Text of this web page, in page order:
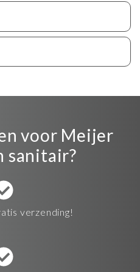
voor Meijer
sanitair?
verzending!